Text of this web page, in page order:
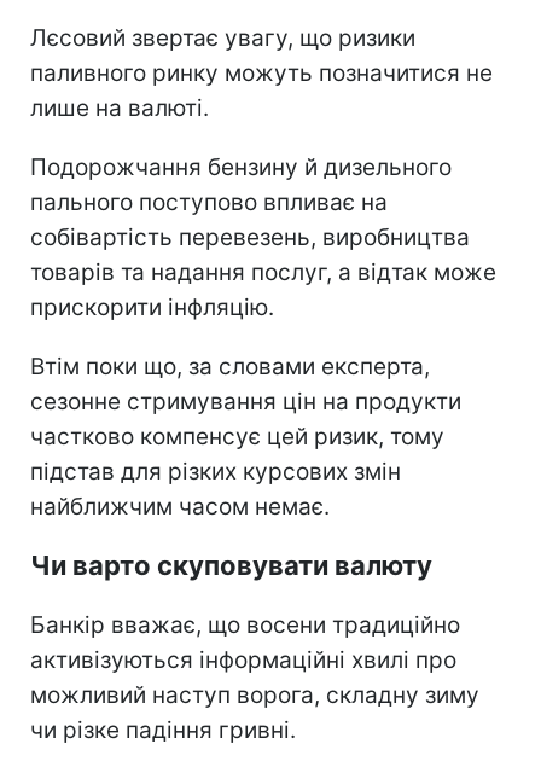
Лєсовий звертає увагу, що ризики
паливного ринку можуть позначитися не
лише на валюті.
Подорожчання бензину й дизельного
пального поступово впливає на
собівартість перевезень, виробництва
товарів та надання послуг, а відтак може
прискорити інфляцію.
Втім поки що, за словами експерта,
сезонне стримування цін на продукти
частково компенсує цей ризик, тому
підстав для різких курсових змін
найближчим часом немає.
Чи варто скуповувати валюту
Банкір вважає, що восени традиційно
активізуються інформаційні хвилі про
можливий наступ ворога, складну зиму
чи різке падіння гривні.